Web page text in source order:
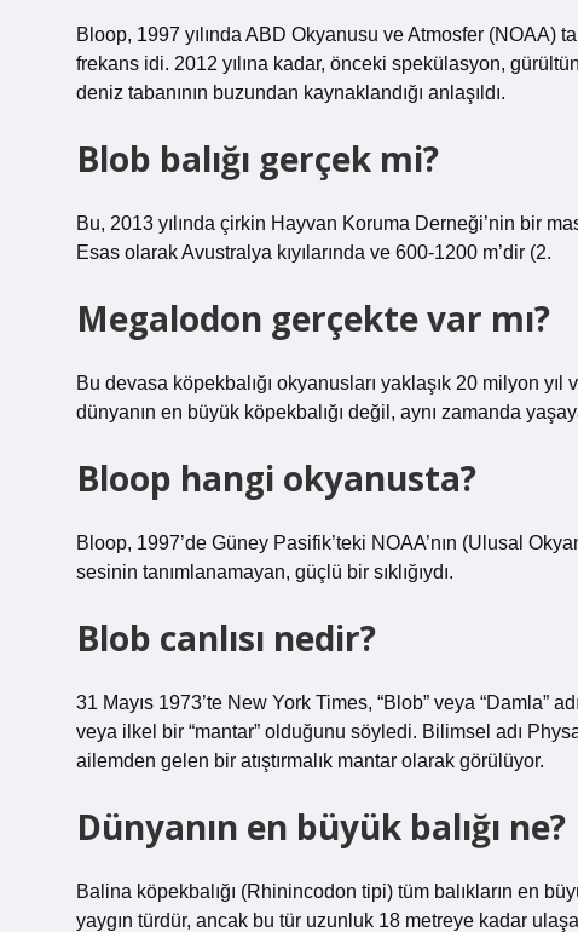
Bloop, 1997 yılında ABD Okyanusu ve Atmosfer (NOAA)
frekans idi. 2012 yılına kadar, önceki spekülasyon,
deniz tabanının buzundan kaynaklandığı anlaşıldı.
Blob balığı gerçek mi?
Bu, 2013 yılında çirkin Hayvan Koruma Derneği’nin bir
Esas olarak Avustralya kıyılarında ve 600-1200 m’dir (2.
Megalodon gerçekte var mı?
Bu devasa köpekbalığı okyanusları yaklaşık 20 milyon
dünyanın en büyük köpekbalığı değil, aynı zamanda
Bloop hangi okyanusta?
Bloop, 1997’de Güney Pasifik’teki NOAA’nın (Ulusal
sesinin tanımlanamayan, güçlü bir sıklığıydı.
Blob canlısı nedir?
31 Mayıs 1973’te New York Times, “Blob” veya “Damla”
veya ilkel bir “mantar” olduğunu söyledi. Bilimsel adı
ailemden gelen bir atıştırmalık mantar olarak görülüyor.
Dünyanın en büyük balığı ne?
Balina köpekbalığı (Rhinincodon tipi) tüm balıkların en
yaygın türdür, ancak bu tür uzunluk 18 metreye kadar